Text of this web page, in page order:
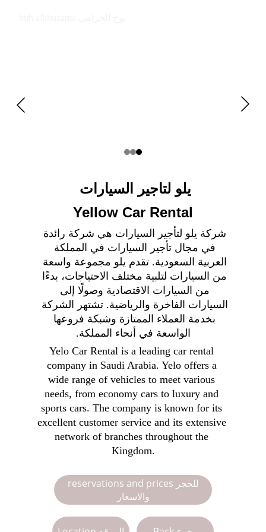
شركة يلو لتأجير السيارات هي شركة رائدة
في مجال تأجير السيارات في المملكة
العربية السعودية. تقدم يلو مجموعة واسعة
من السيارات لتلبية مختلف الاحتياجات، بدءًا
من السيارات الاقتصادية وصولًا إلى
السيارات الفاخرة والرياضية. تشتهر الشركة
بخدمة العملاء الممتازة وشبكة فروعها
الواسعة في أنحاء المملكة.
Yelo Car Rental is a leading car rental
company in Saudi Arabia. Yelo offers a
wide range of vehicles to meet various
needs, from economy cars to luxury and
sports cars. The company is known for its
excellent customer service and its extensive
network of branches throughout the
Kingdom.
يلو لتاجير السيارات
Yellow Car Rental
reservations and prices للحجز
والاسعار